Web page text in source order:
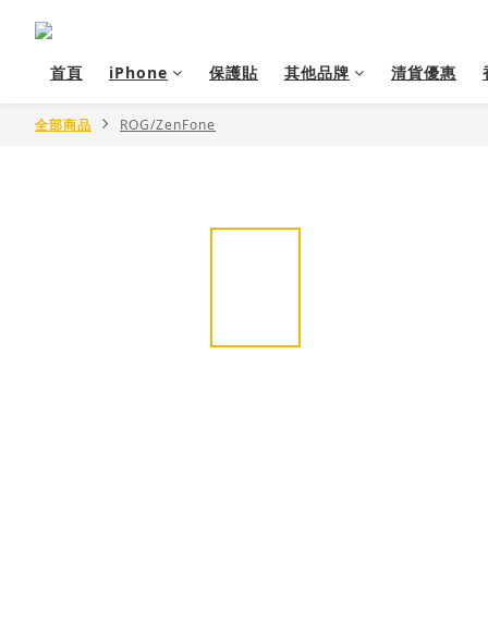
首頁 iPhone 保護貼 其他品牌 清貨優惠
全部商品 ROG/ZenFone